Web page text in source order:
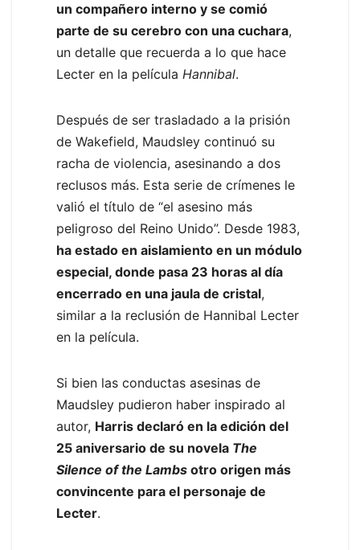
un compañero interno y se comió
parte de su cerebro con una cuchara,
un detalle que recuerda a lo que hace
Lecter en la película Hannibal.
Después de ser trasladado a la prisión
de Wakefield, Maudsley continuó su
racha de violencia, asesinando a dos
reclusos más. Esta serie de crímenes le
valió el título de “el asesino más
peligroso del Reino Unido”. Desde 1983,
ha estado en aislamiento en un módulo
especial, donde pasa 23 horas al día
encerrado en una jaula de cristal,
similar a la reclusión de Hannibal Lecter
en la película.
Si bien las conductas asesinas de
Maudsley pudieron haber inspirado al
autor, Harris declaró en la edición del
25 aniversario de su novela The
Silence of the Lambs otro origen más
convincente para el personaje de
Lecter.